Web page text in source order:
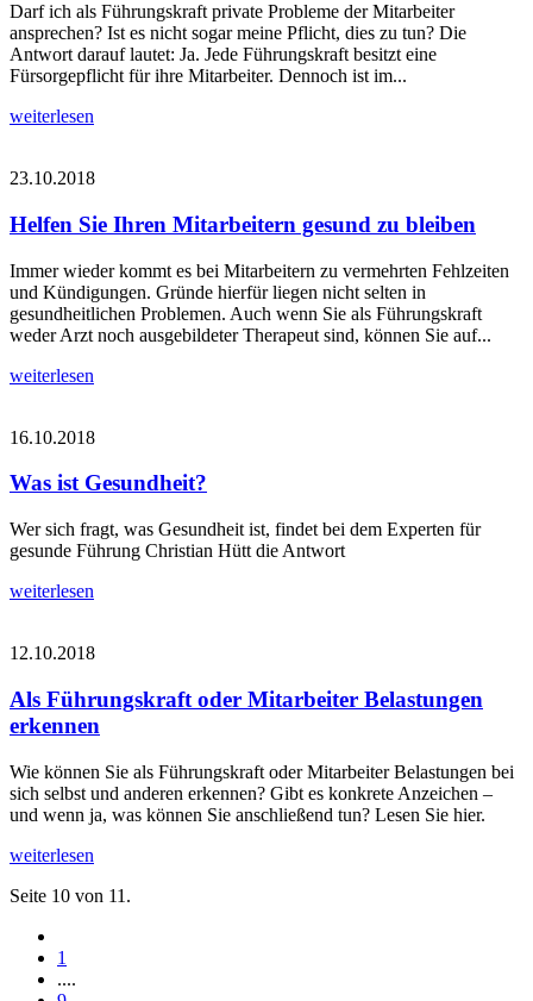
Darf ich als Führungskraft private Probleme der Mitarbeiter
ansprechen? Ist es nicht sogar meine Pflicht, dies zu tun? Die
Antwort darauf lautet: Ja. Jede Führungskraft besitzt eine
Fürsorgepflicht für ihre Mitarbeiter. Dennoch ist im...
weiterlesen
23.10.2018
Helfen Sie Ihren Mitarbeitern gesund zu bleiben
Immer wieder kommt es bei Mitarbeitern zu vermehrten Fehlzeiten
und Kündigungen. Gründe hierfür liegen nicht selten in
gesundheitlichen Problemen. Auch wenn Sie als Führungskraft
weder Arzt noch ausgebildeter Therapeut sind, können Sie auf...
weiterlesen
16.10.2018
Was ist Gesundheit?
Wer sich fragt, was Gesundheit ist, findet bei dem Experten für
gesunde Führung Christian Hütt die Antwort
weiterlesen
12.10.2018
Als Führungskraft oder Mitarbeiter Belastungen
erkennen
Wie können Sie als Führungskraft oder Mitarbeiter Belastungen bei
sich selbst und anderen erkennen? Gibt es konkrete Anzeichen –
und wenn ja, was können Sie anschließend tun? Lesen Sie hier.
weiterlesen
Seite 10 von 11.
1
....